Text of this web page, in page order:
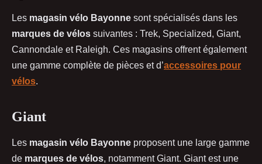
Les magasin vélo Bayonne sont spécialisés dans les
marques de vélos suivantes : Trek, Specialized, Giant,
Cannondale et Raleigh. Ces magasins offrent également
une gamme complète de pièces et d’accessoires pour
vélos.
Giant
Les magasin vélo Bayonne proposent une large gamme
de marques de vélos, notamment Giant. Giant est une